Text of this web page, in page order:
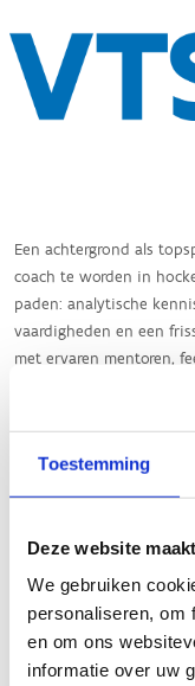
Toestemming
Deze website
We gebruiken
personaliseren, om
en om ons
informatie over uw